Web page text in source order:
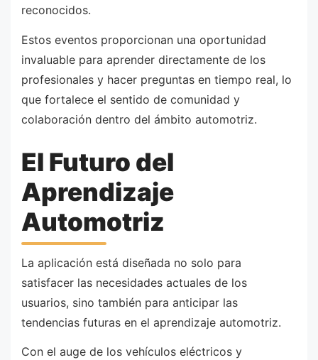
reconocidos.
Estos eventos proporcionan una oportunidad
invaluable para aprender directamente de los
profesionales y hacer preguntas en tiempo real, lo
que fortalece el sentido de comunidad y
colaboración dentro del ámbito automotriz.
El Futuro del
Aprendizaje
Automotriz
La aplicación está diseñada no solo para
satisfacer las necesidades actuales de los
usuarios, sino también para anticipar las
tendencias futuras en el aprendizaje automotriz.
Con el auge de los vehículos eléctricos y